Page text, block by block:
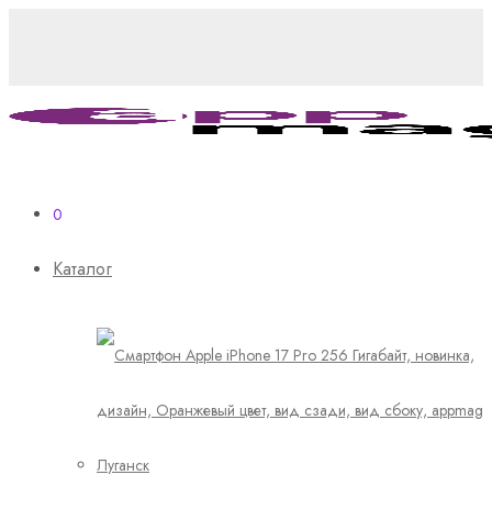
0
Каталог